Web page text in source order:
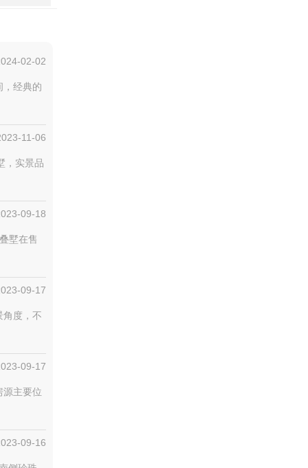
02-02
，经典的
11-06
，实景品
09-18
墅在售
09-17
度，不
09-17
源主要位
09-16